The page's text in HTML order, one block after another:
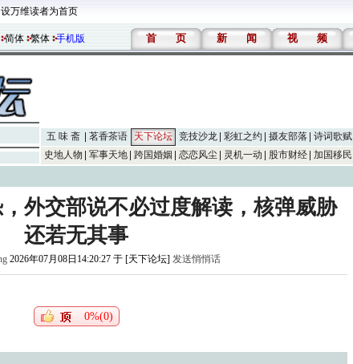
设万维读者为首页
简体 繁体 手机版 首 页 新 闻 视 频
五 味 斋 茗香茶语 天下论坛 竞技沙龙 彩虹之约 摄友部落 诗词歌赋
史地人物
军事天地 跨国婚姻 恋恋风尘 灵机一动 股市财经 加国移民
外交部说不必过度解读，核弹威胁
还若无其事
2026年07月08日14:20:27 于 [天下论坛] 发送悄悄话
0%(0)